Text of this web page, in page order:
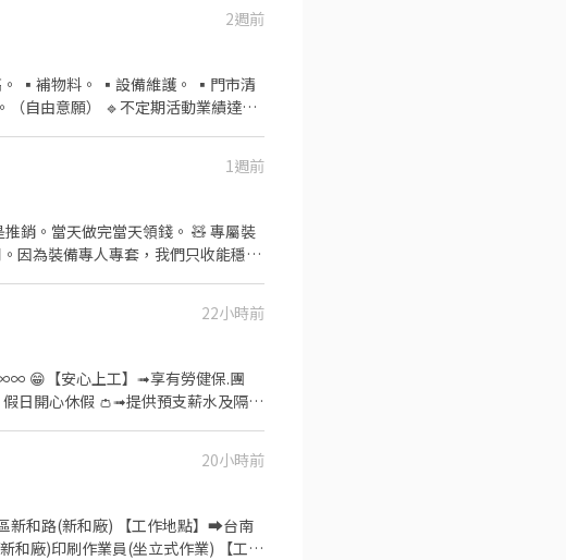
2週前
。 ▪️補物料。 ▪️設備維護。 ▪️門市清
1週前
天做完當天領錢。 🧸 專屬裝
因為裝備專人專套，我們只收能穩定
・週五：圓環 ・週六：朴子、同仁夜
同一費
時內匯款或現場付現。 🌱 新手
互動，試作一樣算錢。覺得不適合，
保管專屬裝備 📍 面試資訊
徵後我們會在 24
22小時前
日開心休假 👛➟提供預支薪水及隔日
班】
要加@唷) ✅【快速加入】
20小時前
新和路(新和廠) 【工作地點】➡️台南
和廠)印刷作業員(坐立式作業) 【工作